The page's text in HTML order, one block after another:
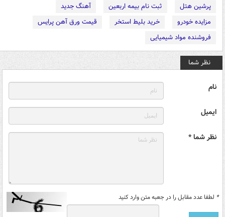
پرشین هتل
ثبت نام بیمه اربعین
آهنگ جدید
مزایده خودرو
خرید بلیط استخر
قیمت ورق آهن پرایس
فروشنده مواد شیمیایی
نظر شما
نام
ایمیل
نظر شما *
* لطفا عدد مقابل را در جعبه متن وارد کنید